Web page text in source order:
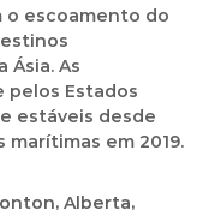
o escoamento do
Ásia. As
pelos Estados
estáveis desde
em 2019.
Alberta,